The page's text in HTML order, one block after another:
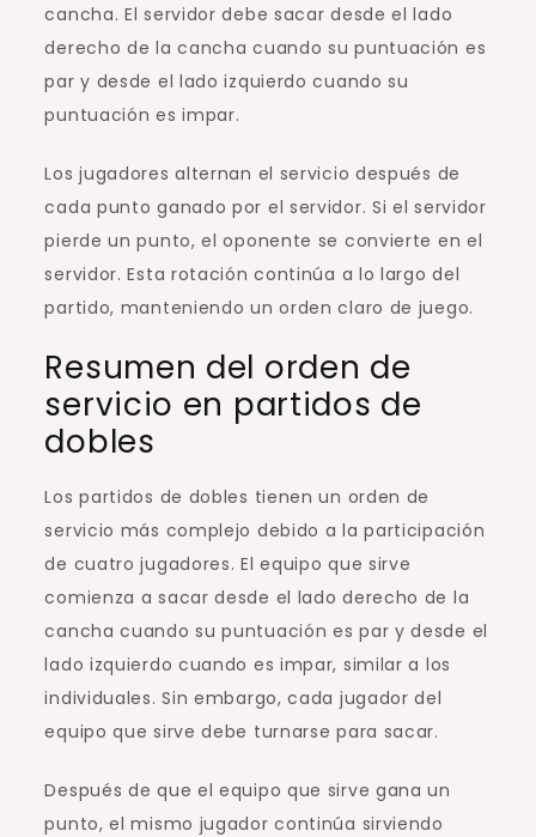
cancha. El servidor debe sacar desde el lado
derecho de la cancha cuando su puntuación es
par y desde el lado izquierdo cuando su
puntuación es impar.
Los jugadores alternan el servicio después de
cada punto ganado por el servidor. Si el servidor
pierde un punto, el oponente se convierte en el
servidor. Esta rotación continúa a lo largo del
partido, manteniendo un orden claro de juego.
Resumen del orden de
servicio en partidos de
dobles
Los partidos de dobles tienen un orden de
servicio más complejo debido a la participación
de cuatro jugadores. El equipo que sirve
comienza a sacar desde el lado derecho de la
cancha cuando su puntuación es par y desde el
lado izquierdo cuando es impar, similar a los
individuales. Sin embargo, cada jugador del
equipo que sirve debe turnarse para sacar.
Después de que el equipo que sirve gana un
punto, el mismo jugador continúa sirviendo